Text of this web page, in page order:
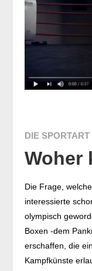
DIE SPORTART
Woher
Die Frage,
interessierte
olympisch
Boxen -dem
erschaffen, die
Kampfkünste